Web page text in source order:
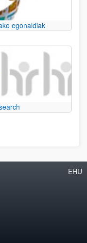
egonaldiak
EHU